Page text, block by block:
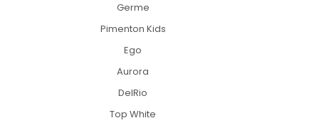
Germe
Pimenton Kids
Ego
Aurora
DelRio
Top White